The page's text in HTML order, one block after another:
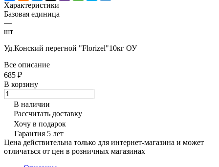
Характеристики
Базовая единица
—
шт
Уд.Конский перегной "Florizel"10кг ОУ
Все описание
685 ₽
В корзину
В наличии
Рассчитать доставку
Хочу в подарок
Гарантия 5 лет
Цена действительна только для интернет-магазина и может
отличаться от цен в розничных магазинах